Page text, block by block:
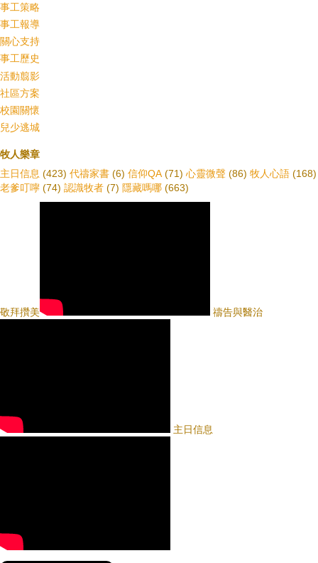
事工策略
事工報導
關心支持
事工歷史
活動翦影
社區方案
校園關懷
兒少逃城
牧人樂章
主日信息 (423) 代禱家書 (6) 信仰QA (71) 心靈微聲 (86) 牧人心語 (168)
老爹叮嚀 (74) 認識牧者 (7) 隱藏嗎哪 (663)
敬拜攢美 禱告與醫治
主日信息